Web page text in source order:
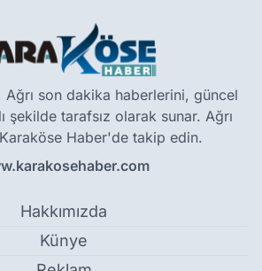
Ağrı son dakika haberlerini, güncel
şekilde tarafsız olarak sunar. Ağrı
Haber'de takip edin.
Hakkımızda
Künye